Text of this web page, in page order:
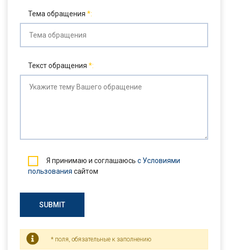
Тема обращения
Текст обращения
Я принимаю и соглашаюсь с Условиями
пользования сайтом
SUBMIT
* поля, обязательные к заполнению